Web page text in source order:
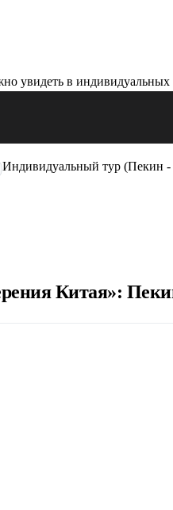
Индивидуальный тур (Пекин
Китая»: